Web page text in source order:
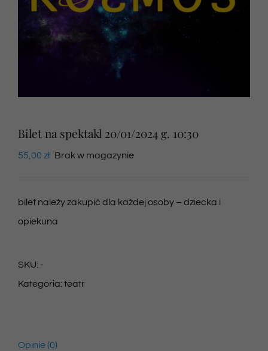
Newsletter
Bilet na spektakl 20/01/2024 g. 10:30
55,00 zł Brak w magazynie
bilet należy zakupić dla każdej osoby – dziecka i
opiekuna
SKU: -
Kategoria:teatr
Opinie (0)